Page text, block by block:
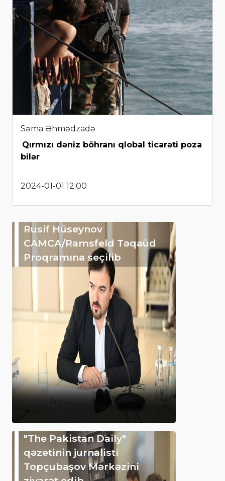
Səma Əhmədzadə
Qırmızı dəniz böhranı qlobal ticarəti poza
bilər
2024-01-01 12:00
Rusif Hüseynov
CAMCA/Ramsfeld Təqaüd
Proqramına seçilib
"The Pakistan Daily"
qəzetinin jurnalisti
Topçubaşov Mərkəzini